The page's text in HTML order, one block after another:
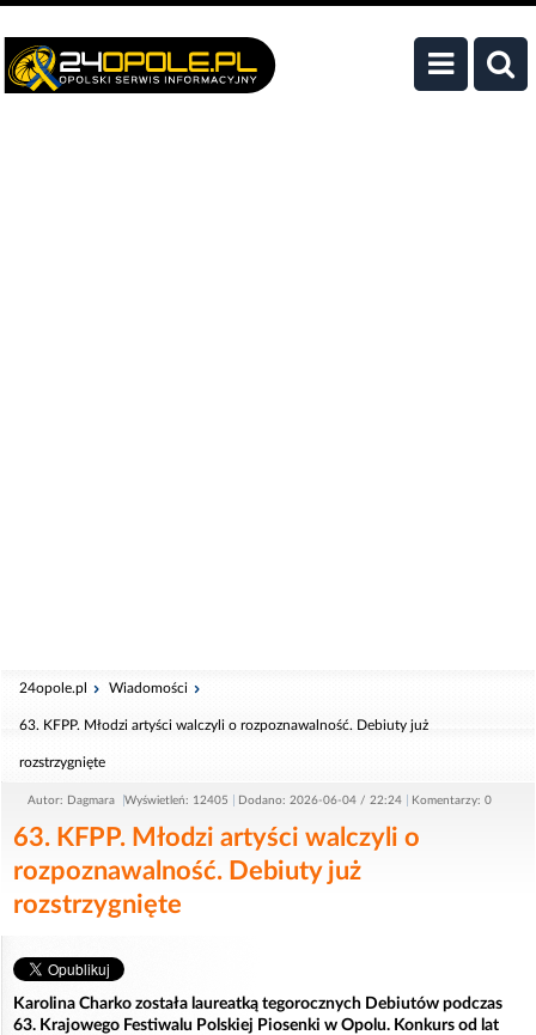
24opole.pl Wiadomości
63. KFPP. Młodzi artyści walczyli o rozpoznawalność. Debiuty już
rozstrzygnięte
Autor: Dagmara Wyświetleń: 12405 Dodano: 2026-06-04 / 22:24 Komentarzy: 0
63. KFPP. Młodzi artyści walczyli o
rozpoznawalność. Debiuty już
rozstrzygnięte
Karolina Charko została laureatką tegorocznych Debiutów podczas
63. Krajowego Festiwalu Polskiej Piosenki w Opolu. Konkurs od lat